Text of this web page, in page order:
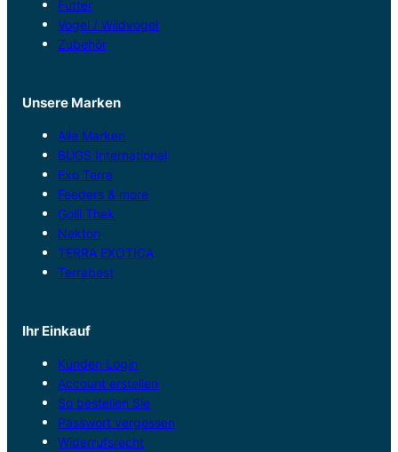
Futter
Vogel / Wildvogel
Zubehör
Unsere Marken
Alle Marken
BUGS International
Exo Terra
Feeders & more
Golli Thek
Nekton
TERRA EXOTICA
Terrabest
Ihr Einkauf
Kunden Login
Account erstellen
So bestellen Sie
Passwort vergessen
Widerrufsrecht